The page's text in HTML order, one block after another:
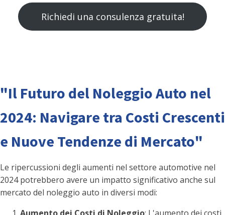
Richiedi una consulenza gratuita!
"Il Futuro del Noleggio Auto nel
2024: Navigare tra Costi Crescenti
e Nuove Tendenze di Mercato"
Le ripercussioni degli aumenti nel settore automotive nel
2024 potrebbero avere un impatto significativo anche sul
mercato del noleggio auto in diversi modi: